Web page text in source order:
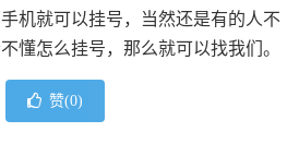
机就可以挂号，当然还是有的人不
懂怎么挂号，那么就可以找我们。
赞(0)